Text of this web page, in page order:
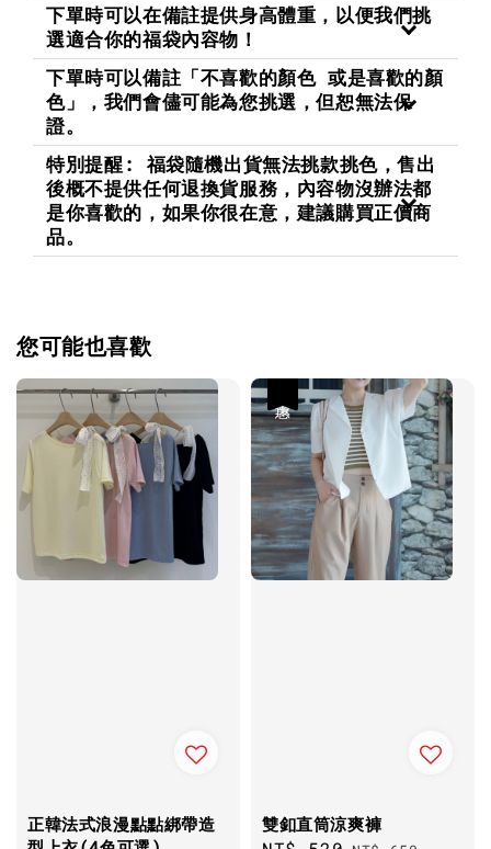
下單時可以在備註提供身高體重，以便我們挑
選適合你的福袋內容物！
下單時可以備註「不喜歡的顏色 或是喜歡的顏
色」，我們會儘可能為您挑選，但恕無法保
證。
特別提醒: 福袋隨機出貨無法挑款挑色，售出
後概不提供任何退換貨服務，內容物沒辦法都
是你喜歡的，如果你很在意，建議購買正價商
品。
您可能也喜歡
正韓法式浪漫點點綁帶造
雙釦直筒涼爽褲